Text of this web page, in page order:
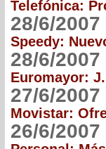
Telefónica:
28/6/2007
Speedy:
28/6/2007
Euromayor:
27/6/2007
Movistar:
26/6/2007